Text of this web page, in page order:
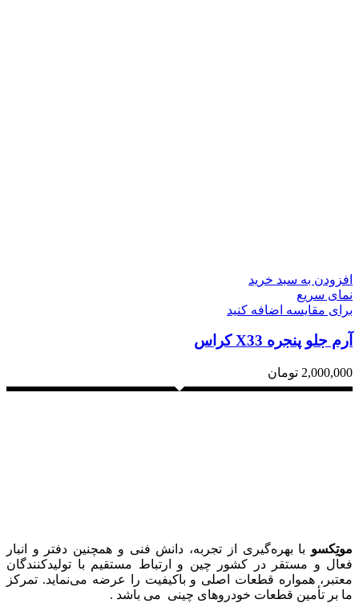
افزودن به سبد خرید
نمای سریع
برای مقایسه اضافه کنید
آرم جلو پنجره X33 کراس
2,000,000 تومان
موتِکسو با بهره‌گیری از تجربه، دانش فنی و همچنین دفتر و انبار
فعال و مستقر در کشور چین و ارتباط مستقیم با تولیدکنندگان
معتبر، همواره قطعات اصلی و باکیفیت را عرضه می‌نماید. تمرکز
ما بر تأمین قطعات خودروهای چینی می باشد .